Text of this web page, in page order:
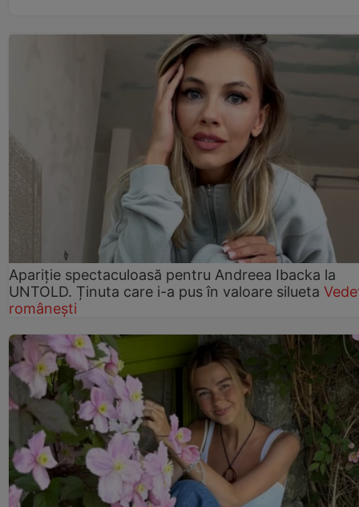
Apariție spectaculoasă pentru Andreea Ibacka la
UNTOLD. Ținuta care i-a pus în valoare silueta
românești